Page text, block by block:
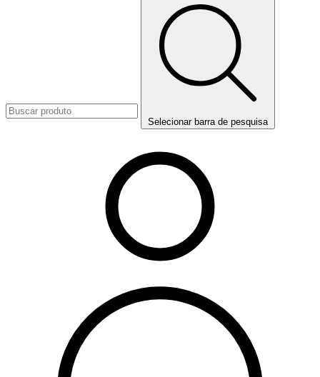
Selecionar barra de pesquisa